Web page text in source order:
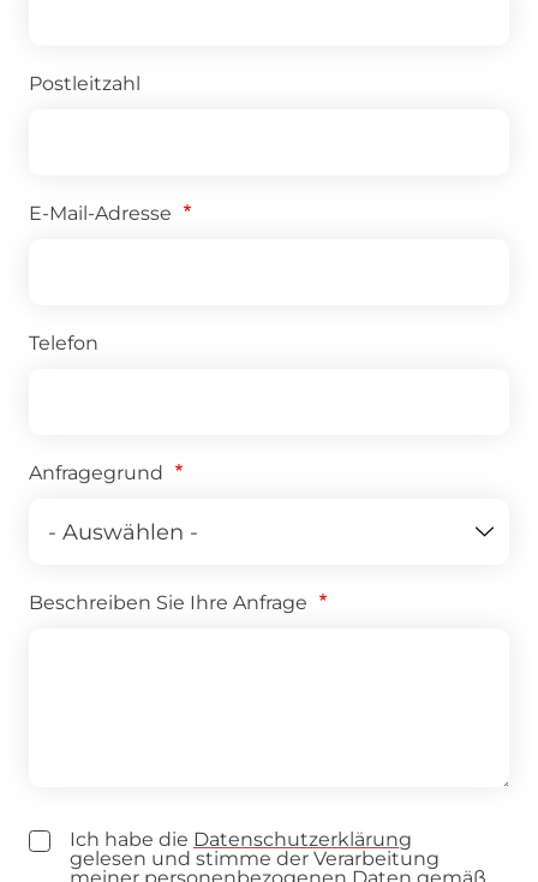
Postleitzahl
E-Mail-Adresse
Telefon
Anfragegrund
Beschreiben Sie Ihre Anfrage
Ich habe die Datenschutzerklärung
gelesen und stimme der Verarbeitung